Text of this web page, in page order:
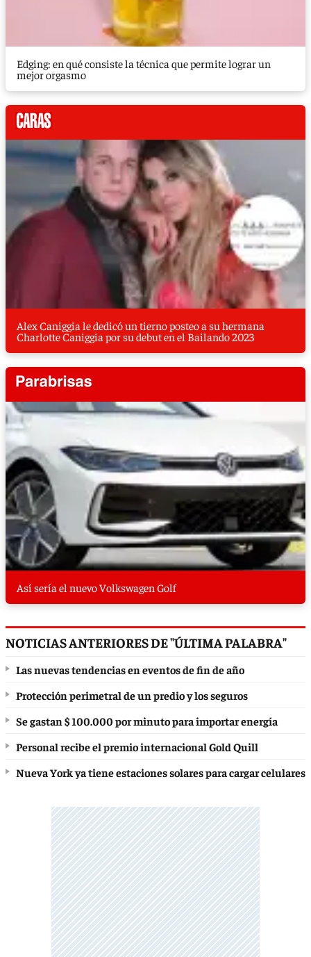
Edging: en qué consiste la técnica que permite lograr un
mejor orgasmo
Alex Caniggia le dedicó un tierno posteo a su hermana
Charlotte Caniggia por su debut en el Bailando 2023
Así sería el nuevo Volkswagen Golf
NOTICIAS ANTERIORES DE "ÚLTIMA PALABRA"
Las nuevas tendencias en eventos de fin de año
Protección perimetral de un predio y los seguros
Se gastan $ 100.000 por minuto para importar energía
Personal recibe el premio internacional Gold Quill
Nueva York ya tiene estaciones solares para cargar celulares